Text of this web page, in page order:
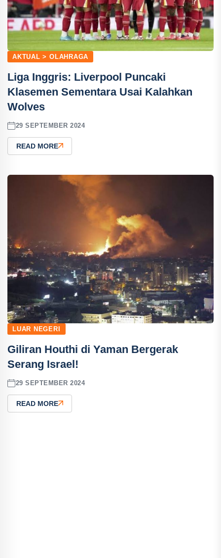
AKTUAL > OLAHRAGA
Liga Inggris: Liverpool Puncaki
Klasemen Sementara Usai Kalahkan
Wolves
29 SEPTEMBER 2024
READ MORE
LUAR NEGERI
Giliran Houthi di Yaman Bergerak
Serang Israel!
29 SEPTEMBER 2024
READ MORE